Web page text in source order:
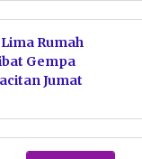
Rumah
Gempa
Jumat